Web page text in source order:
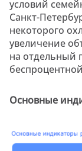
условий
Санкт-
некоторого
увеличение
на отдельный
Основные